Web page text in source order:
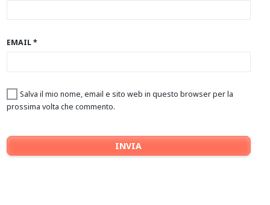
EMAIL*
Salva il mio nome, email e sito web in questo browser per la
prossima volta che commento.